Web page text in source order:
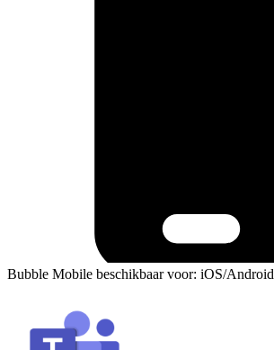
Bubble Mobile beschikbaar voor: iOS/Android